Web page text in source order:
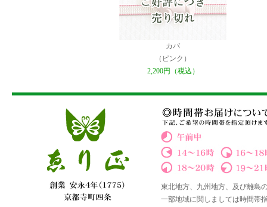
カバ
（ピンク）
2,200円（税込）
東北地方、九州地方、及び離島
一部地域に関しましては時間帯